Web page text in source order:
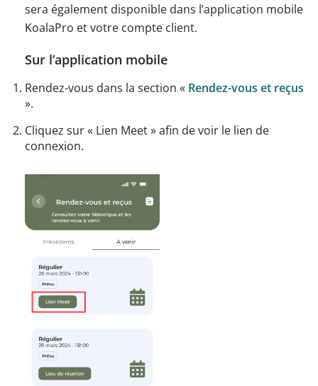
sera également disponible dans l’application mobile
KoalaPro et votre compte client.
Sur l’application mobile
Rendez-vous dans la section « Rendez-vous et reçus
».
Cliquez sur « Lien Meet » afin de voir le lien de
connexion.